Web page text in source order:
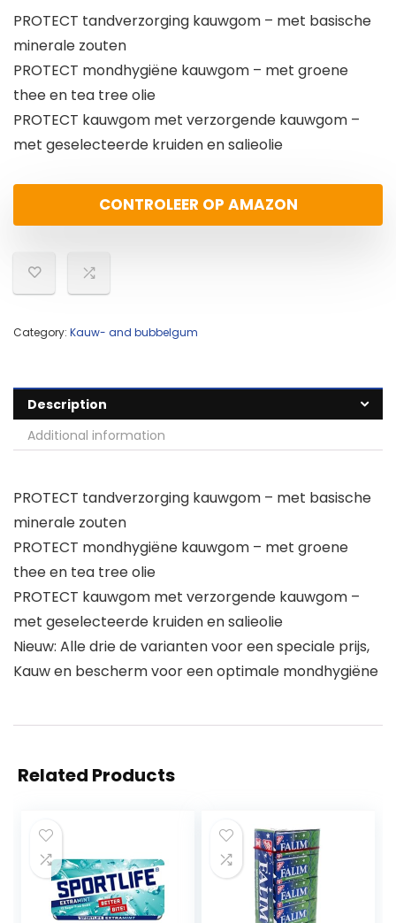
PROTECT tandverzorging kauwgom – met basische
minerale zouten
PROTECT mondhygiëne kauwgom – met groene
thee en tea tree olie
PROTECT kauwgom met verzorgende kauwgom –
met geselecteerde kruiden en salieolie
CONTROLEER OP AMAZON
Category: Kauw- and bubbelgum
Description
Additional information
PROTECT tandverzorging kauwgom – met basische
minerale zouten
PROTECT mondhygiëne kauwgom – met groene
thee en tea tree olie
PROTECT kauwgom met verzorgende kauwgom –
met geselecteerde kruiden en salieolie
Nieuw: Alle drie de varianten voor een speciale prijs,
Kauw en bescherm voor een optimale mondhygiëne
Related Products